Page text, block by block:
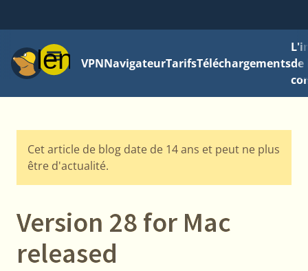
MenuVPNNavigateurTarifsTéléchargementsde
Cet article de blog date de 14 ans et peut ne plus
être d'actualité.
Version 28 for Mac
released